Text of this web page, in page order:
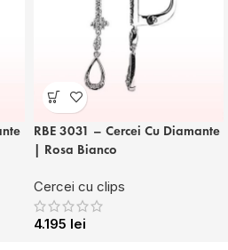
RBE 3031 – Cercei Cu Diamante
| Rosa Bianco
Cercei cu clips
4.195 lei